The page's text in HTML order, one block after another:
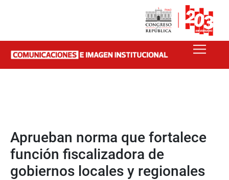
Aprueban norma que fortalece
función fiscalizadora de
gobiernos locales y regionales